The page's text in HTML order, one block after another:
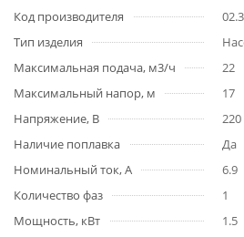
Код производителя
Тип изделия
Максимальная подача, м3/ч
22
Максимальный напор, м
17
Напряжение, В
220
Наличие поплавка
Да
Номинальный ток, А
6.9
Количество фаз
1
Мощность, кВт
1.5